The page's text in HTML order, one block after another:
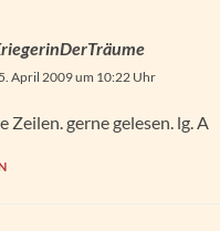
April 2009 um 10:22 Uhr
Zeilen. gerne gelesen. lg. A